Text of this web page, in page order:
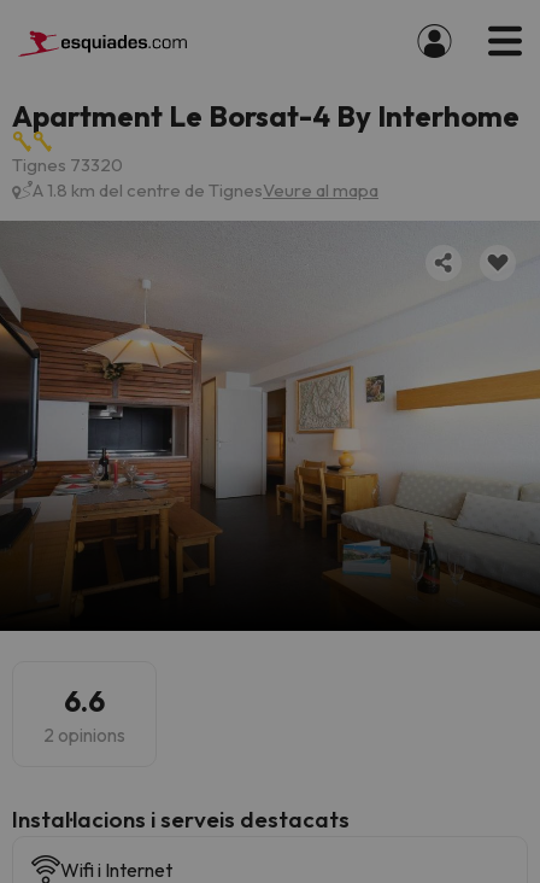
Apartment Le Borsat-4 By Interhome
Tignes 73320
A 1.8 km del centre de TignesVeure al mapa
6.6
2 opinions
Instal·lacions i serveis destacats
Wifi i Internet